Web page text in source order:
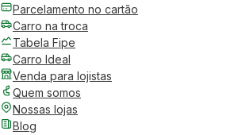
Parcelamento no cartão
Carro na troca
Tabela Fipe
Carro Ideal
Venda para lojistas
Quem somos
Nossas lojas
Blog